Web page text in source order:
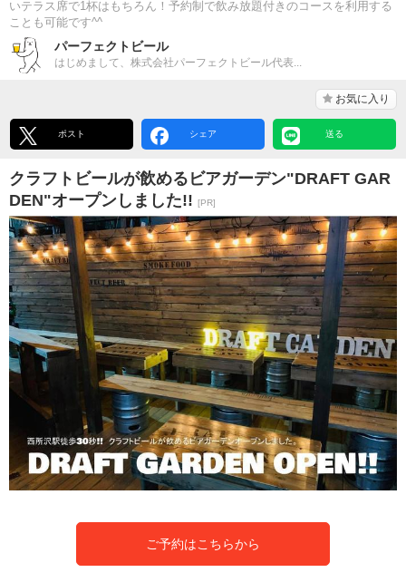
いテラス席で1杯はもちろん！予約制で飲み放題付きのコースを利用する
ことも可能です^^
パーフェクトビール
はじめまして、株式会社パーフェクトビール代表...
お気に入り
ポスト シェア 送る
クラフトビールが飲めるビアガーデン"DRAFT GAR
DEN"オープンしました!! [PR]
ご予約はこちらから